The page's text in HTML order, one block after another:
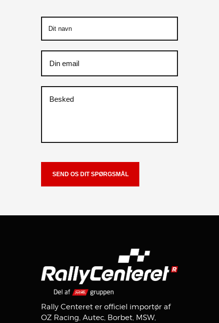
Rally Centeret er officiel importør af
OZ Racing, Autec, Borbet, MSW,